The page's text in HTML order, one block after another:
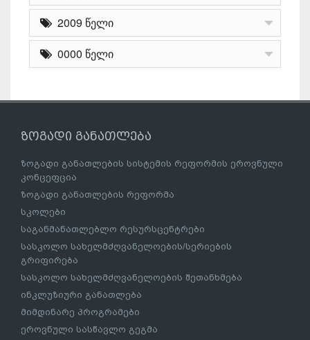
2009 წელი
0000 წელი
ზოგადი განათლება
ზოგადი განათლების სისტემის რეფორმის ეროვნული
კონცეფცია
ზოგადი განათლების რეფორმა
სკოლები
საგანმანათლებლო რესურსცენტრები
სასკოლო სახელმძღვანელოების/სერიების
გრიფირება
სასკოლო სახელმძღვანელოების შეთანხმება
ინკლუზიური განათლება
მიმდინარე პროგრამები
ეროვნული სასწავლო გეგმა